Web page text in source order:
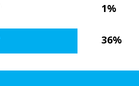
1%
36%